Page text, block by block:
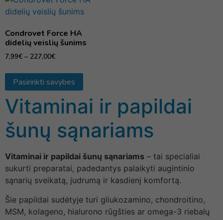
Condrovet Force HA
didelių veislių šunims
7,99€ – 227,00€
Pasirinkti savybes
Vitaminai ir papildai
šunų sąnariams
Vitaminai ir papildai šunų sąnariams – tai specialiai
sukurti preparatai, padedantys palaikyti augintinio
sąnarių sveikatą, judrumą ir kasdienį komfortą.
Šie papildai sudėtyje turi gliukozamino, chondroitino,
MSM, kolageno, hialurono rūgšties ar omega-3 riebalų